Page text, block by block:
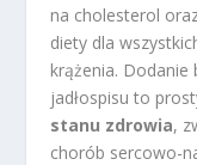
na cholesterol
diety dla
krążenia. Dodanie
jadłospisu to
stanu zdrowia,
chorób sercowo-